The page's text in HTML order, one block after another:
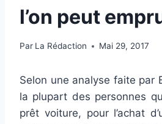
l’on peut
Par La Rédaction Mai 29, 2017
Selon une analyse faite par
la plupart des personnes
prêt voiture, pour l’achat